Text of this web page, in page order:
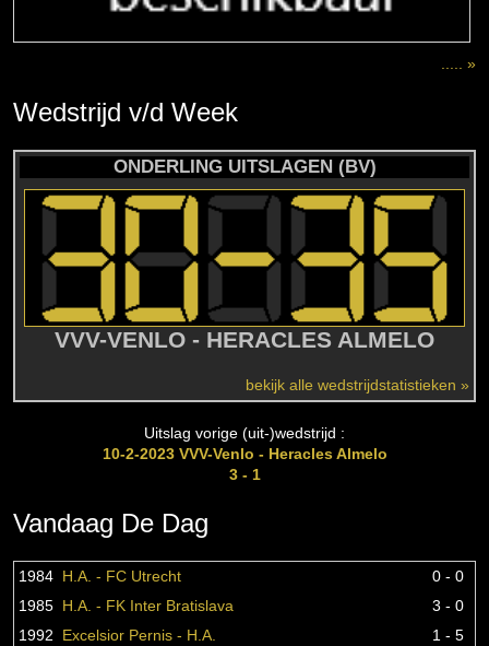
..... »
Wedstrijd v/d Week
ONDERLING UITSLAGEN (BV)
VVV-VENLO - HERACLES ALMELO
bekijk alle wedstrijdstatistieken »
Uitslag vorige (uit-)wedstrijd :
10-2-2023 VVV-Venlo - Heracles Almelo
3 - 1
Vandaag De Dag
1984 H.A. - FC Utrecht
0 - 0
1985 H.A. - FK Inter Bratislava
3 - 0
1992
Excelsior Pernis - H.A. 1 - 5